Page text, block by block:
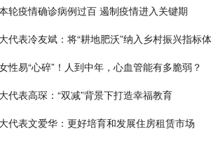
轮疫情确诊病例过百 遏制疫情进入关键期
代表冷友斌：将“耕地肥沃”纳入乡村振兴指标
性易“心碎”！人到中年，心血管能有多脆弱？
代表高琛：“双减”背景下打造幸福教育
代表文爱华：更好培育和发展住房租赁市场